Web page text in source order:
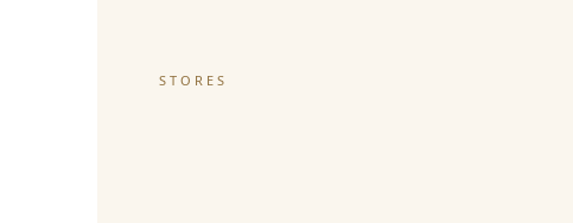
STORES